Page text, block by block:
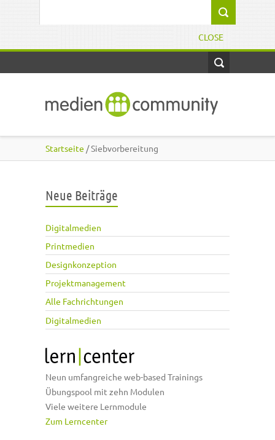
CLOSE
Startseite / Siebvorbereitung
Neue Beiträge
Digitalmedien
Printmedien
Designkonzeption
Projektmanagement
Alle Fachrichtungen
Digitalmedien
Neun umfangreiche web-based Trainings
Übungspool mit zehn Modulen
Viele weitere Lernmodule
Zum Lerncenter